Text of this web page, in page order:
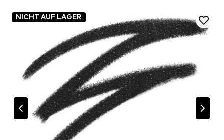
NICHT AUF LAGER